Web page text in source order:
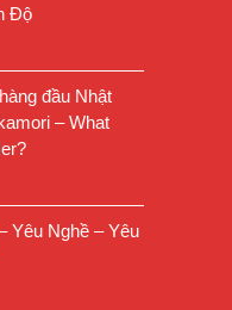
Độ
đầu Nhật
– What
Yêu Nghề – Yêu